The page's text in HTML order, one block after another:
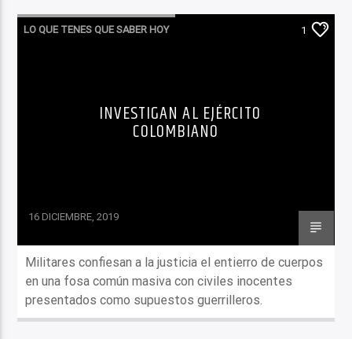
LO QUE TENES QUE SABER HOY 1
INVESTIGAN AL EJÉRCITO
COLOMBIANO
16 DICIEMBRE, 2019
Militares confiesan a la justicia el entierro de cuerpos
en una fosa común masiva con civiles inocentes
presentados como supuestos guerrilleros.